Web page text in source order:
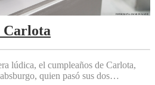
Carlota
lúdica, el cumpleaños de Carlota,
quien pasó sus dos…